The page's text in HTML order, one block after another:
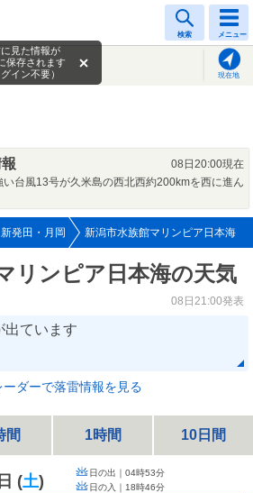
検索 メニュー
現在地
見た情報が
保存されます
グイン不要）
08日20:00現在
い台風13号が久米島の西北西約200kmを西に進ん
発田・月岡 新潟市水族館マリンピア日本海
リンピア日本海の天気
08日21:00発表
出ています
ーダーで落雷情報を見る
間 1時間 10日間
(土) 日の出｜ 04時53分
日の入｜ 18時46分